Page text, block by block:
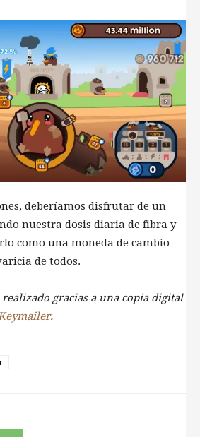
deberíamos disfrutar de un
nuestra dosis diaria de fibra y
como una moneda de cambio
de todos.
gracias a una copia digital
.